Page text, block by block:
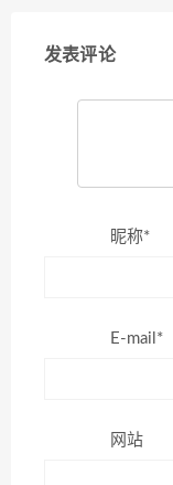
发表评论
昵称*
E-mail*
网站